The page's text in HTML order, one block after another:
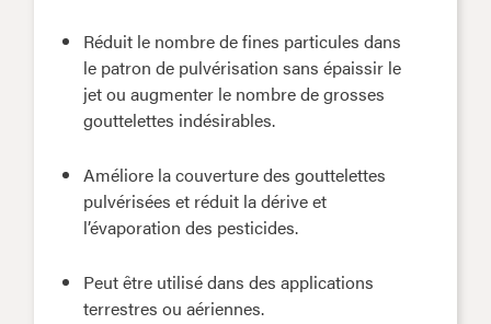
Réduit le nombre de fines particules dans
le patron de pulvérisation sans épaissir le
jet ou augmenter le nombre de grosses
gouttelettes indésirables.
Améliore la couverture des gouttelettes
pulvérisées et réduit la dérive et
l’évaporation des pesticides.
Peut être utilisé dans des applications
terrestres ou aériennes.